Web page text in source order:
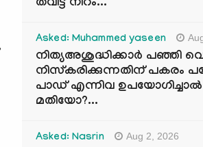
തവിട്ട് നിറം...
Asked: Muhammed yaseen
നിത്യഅശുദ്ധിക്കാർ പഞ്ഞി
നിസ്കരിക്കുന്നതിന് പകരം
പാഡ് എന്നിവ ഉപയോഗിച്ചാൽ
മതിയോ?...
Asked: Nasrin Aug 2, 2026